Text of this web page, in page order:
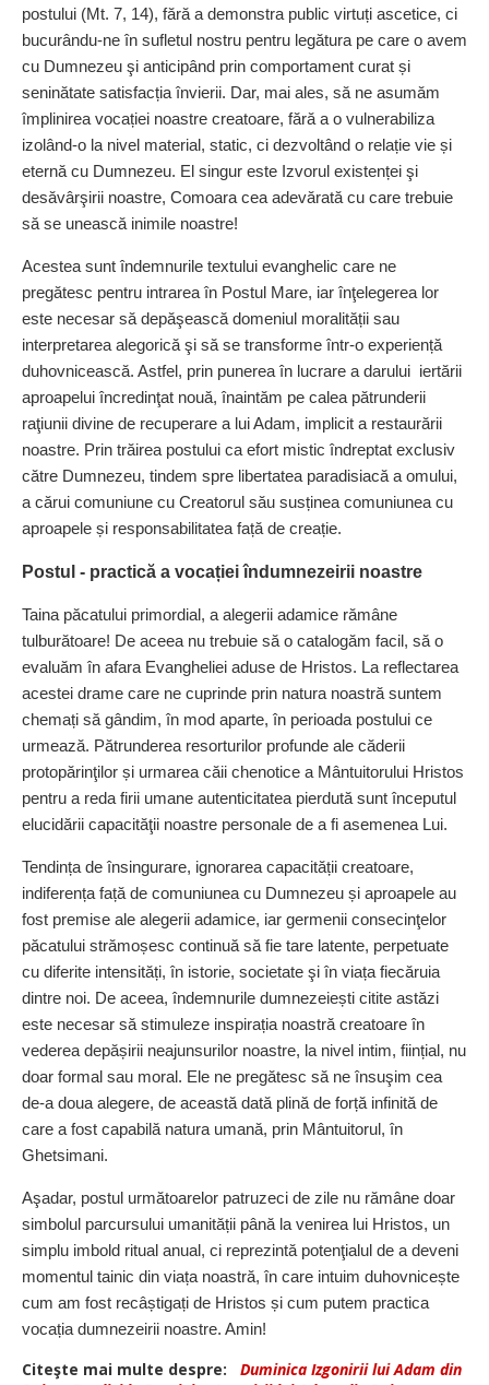
postului (Mt. 7, 14), fără a demonstra public virtuți ascetice, ci
bucurându-ne în sufletul nostru pentru legătura pe care o avem
cu Dumnezeu şi anticipând prin comportament curat și
seninătate satisfacția învierii. Dar, mai ales, să ne asumăm
împlinirea vocației noastre creatoare, fără a o vulnerabiliza
izolând-o la nivel material, static, ci dezvoltând o relație vie și
eternă cu Dumnezeu. El singur este Izvorul existenței şi
desăvârşirii noastre, Comoara cea adevărată cu care trebuie
să se unească inimile noastre!
Acestea sunt îndemnurile textului evanghelic care ne
pregătesc pentru intrarea în Postul Mare, iar înţelegerea lor
este necesar să depăşească domeniul moralității sau
interpretarea alegorică şi să se transforme într-o experiență
duhovnicească. Astfel, prin punerea în lucrare a darului iertării
aproapelui încredinţat nouă, înaintăm pe calea pătrunderii
raţiunii divine de recuperare a lui Adam, implicit a restaurării
noastre. Prin trăirea postului ca efort mistic îndreptat exclusiv
către Dumnezeu, tindem spre libertatea paradisiacă a omului,
a cărui comuniune cu Creatorul său susținea comuniunea cu
aproapele și responsabilitatea față de creație.
Postul - practică a vocației îndumnezeirii noastre
Taina păcatului primordial, a alegerii adamice rămâne
tulburătoare! De aceea nu trebuie să o catalogăm facil, să o
evaluăm în afara Evangheliei aduse de Hristos. La reflectarea
acestei drame care ne cuprinde prin natura noastră suntem
chemați să gândim, în mod aparte, în perioada postului ce
urmează. Pătrunderea resorturilor profunde ale căderii
protopărinţilor și urmarea căii chenotice a Mântuitorului Hristos
pentru a reda firii umane autenticitatea pierdută sunt începutul
elucidării capacităţii noastre personale de a fi asemenea Lui.
Tendința de însingurare, ignorarea capacității creatoare,
indiferența față de comuniunea cu Dumnezeu și aproapele au
fost premise ale alegerii adamice, iar germenii consecinţelor
păcatului strămoșesc continuă să fie tare latente, perpetuate
cu diferite intensități, în istorie, societate şi în viața fiecăruia
dintre noi. De aceea, îndemnurile dumne­zeiești citite astăzi
este necesar să stimuleze inspirația noastră creatoare în
vederea depășirii neajunsurilor noastre, la nivel intim, ființial, nu
doar formal sau moral. Ele ne pregătesc să ne însuşim cea
de-a doua alegere, de această dată plină de forță infinită de
care a fost capabilă natura umană, prin Mântuitorul, în
Ghetsimani.
Aşadar, postul următoarelor patruzeci de zile nu rămâne doar
simbolul parcursului umanității până la venirea lui Hristos, un
simplu imbold ritual anual, ci reprezintă potenţialul de a deveni
momentul tainic din viața noastră, în care intuim duhovnicește
cum am fost recâștigați de Hristos și cum putem practica
vocația dumnezeirii noastre. Amin!
Citeşte mai multe despre:
Duminica Izgonirii lui Adam din